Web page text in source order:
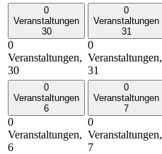
0
Veranstaltungen
30
0
Veranstaltungen,
30
0
Veranstaltungen
31
0
Veranstaltungen,
31
0
Veranstaltungen
6
0
Veranstaltungen,
6
0
Veranstaltungen
7
0
Veranstaltungen,
7